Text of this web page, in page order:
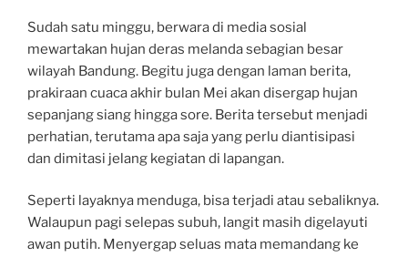
Sudah satu minggu, berwara di media sosial
mewartakan hujan deras melanda sebagian besar
wilayah Bandung. Begitu juga dengan laman berita,
prakiraan cuaca akhir bulan Mei akan disergap hujan
sepanjang siang hingga sore. Berita tersebut menjadi
perhatian, terutama apa saja yang perlu diantisipasi
dan dimitasi jelang kegiatan di lapangan.
Seperti layaknya menduga, bisa terjadi atau sebaliknya.
Walaupun pagi selepas subuh, langit masih digelayuti
awan putih. Menyergap seluas mata memandang ke